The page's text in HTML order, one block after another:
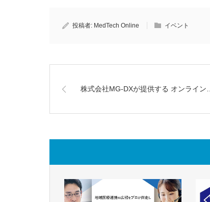
投稿者: MedTech Online イベント
株式会社MG-DXが提供する オンライン…